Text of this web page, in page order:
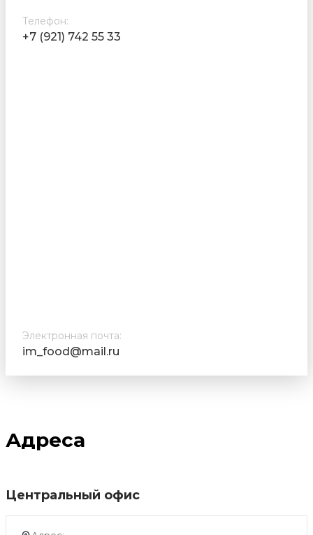
Телефон:
+7 (921) 742 55 33
Электронная почта:
im_food@mail.ru
Адреса
Центральный офис